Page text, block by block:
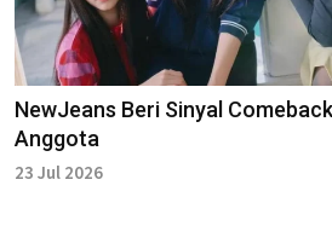
NewJeans Beri Sinyal
Anggota
23 Jul 2026